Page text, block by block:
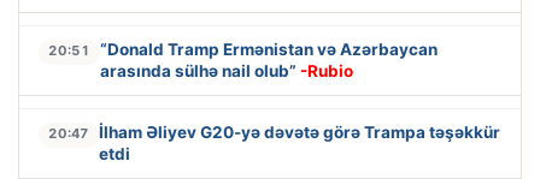
20:51
“Donald Tramp Ermənistan və Azərbaycan
arasında sülhə nail olub” -Rubio
20:47
İlham Əliyev G20-yə dəvətə görə Trampa təşəkkür
etdi